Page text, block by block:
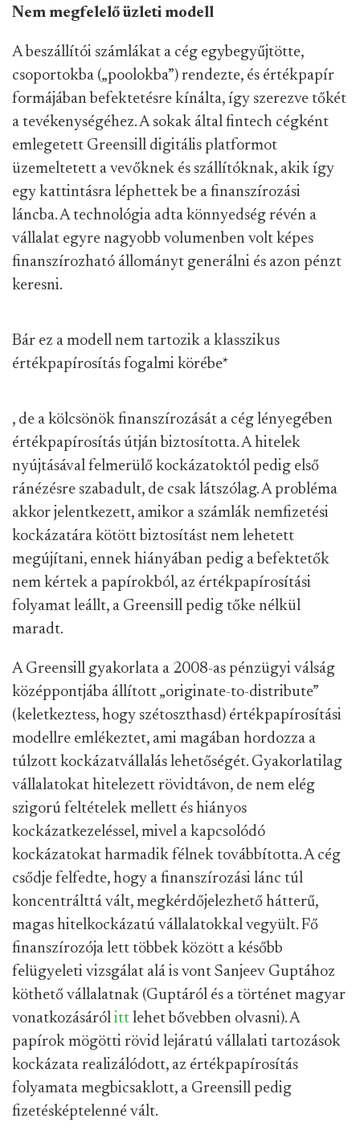
Nem megfelelő üzleti modell
A beszállítói számlákat a cég egybegyűjtötte,
csoportokba („poolokba”) rendezte, és értékpapír
formájában befektetésre kínálta, így szerezve tőkét
a tevékenységéhez. A sokak által fintech cégként
emlegetett Greensill digitális platformot
üzemeltetett a vevőknek és szállítóknak, akik így
egy kattintásra léphettek be a finanszírozási
láncba. A technológia adta könnyedség révén a
vállalat egyre nagyobb volumenben volt képes
finanszírozható állományt generálni és azon pénzt
keresni.
Bár ez a modell nem tartozik a klasszikus
értékpapírosítás fogalmi körébe*
, de a kölcsönök finanszírozását a cég lényegében
értékpapírosítás útján biztosította. A hitelek
nyújtásával felmerülő kockázatoktól pedig első
ránézésre szabadult, de csak látszólag. A probléma
akkor jelentkezett, amikor a számlák nemfizetési
kockázatára kötött biztosítást nem lehetett
megújítani, ennek hiányában pedig a befektetők
nem kértek a papírokból, az értékpapírosítási
folyamat leállt, a Greensill pedig tőke nélkül
maradt.
A Greensill gyakorlata a 2008-as pénzügyi válság
középpontjába állított „originate-to-distribute”
(keletkeztess, hogy szétoszthasd) értékpapírosítási
modellre emlékeztet, ami magában hordozza a
túlzott kockázatvállalás lehetőségét. Gyakorlatilag
vállalatokat hitelezett rövidtávon, de nem elég
szigorú feltételek mellett és hiányos
kockázatkezeléssel, mivel a kapcsolódó
kockázatokat harmadik félnek továbbította. A cég
csődje felfedte, hogy a finanszírozási lánc túl
koncentrálttá vált, megkérdőjelezhető hátterű,
magas hitelkockázatú vállalatokkal vegyült. Fő
finanszírozója lett többek között a később
felügyeleti vizsgálat alá is vont Sanjeev Guptához
köthető vállalatnak (Guptáról és a történet magyar
vonatkozásáról itt lehet bővebben olvasni). A
papírok mögötti rövid lejáratú vállalati tartozások
kockázata realizálódott, az értékpapírosítás
folyamata megbicsaklott, a Greensill pedig
fizetésképtelenné vált.